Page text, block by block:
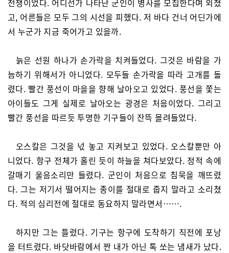
전쟁이었다. 어디선가 나타난 군인이 병사를 모집한다며 외쳤
고, 어른들은 모두 그의 시선을 피했다. 저 바다 건너 어딘가에
서 누군가 지금 죽어가고 있을까.
늙은 선원 하나가 손가락을 치켜들었다. 그것은 바람을 가
늠하기 위해서가 아니었다. 모두들 손가락을 따라 고개를 돌
렸다. 빨간 풍선이 마을을 향해 날아오고 있었다. 풍선을 쫓는
아이들도 그게 실제로 날아오는 광경은 처음이었다. 그리고
빨간 풍선을 따르듯 투명한 기구들이 잔뜩 몰려들었다.
오스칼은 그것을 넋 놓고 지켜보고 있었다. 오스칼뿐만 아
니었다. 항구 전체가 홀린 듯이 하늘을 쳐다보았다. 정적 속에
갈매기 울음소리만 들렸다. 군인이 처음으로 침묵을 깨뜨렸
다. 그는 저기서 떨어지는 종이를 절대로 줍지 말라고 소리쳤
다. 적의 심리전에 절대로 동요하지 말라면서…….
하지만 그는 틀렸다. 기구는 항구에 도착하기 직전에 포낭
을 터트렸다. 바닷바람에서 짠 내가 아닌 톡 쏘는 냄새가 났다.